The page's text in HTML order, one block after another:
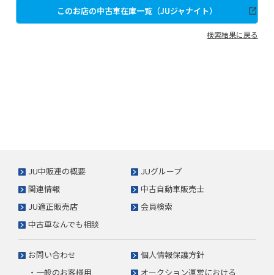
このお店の中古車在庫一覧（JUジャナイト）
検索結果に戻る
JU中販連の概要
JUグループ
関連情報
中古自動車販売士
JU適正販売店
会員検索
中古車なんでも相談
お問い合わせ
・一般のお客様用
個人情報保護方針
オークション運営における